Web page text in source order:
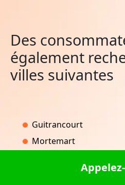
Des
également
villes suivantes
Guitrancourt
Mortemart
Saint-Médard-de-